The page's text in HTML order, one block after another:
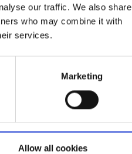
our traffic. We also share
who may combine it with
services.
Marketing
Allow all cookies
door Dalsland